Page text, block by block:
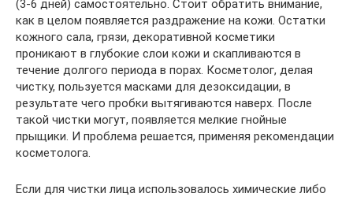
(3-6 дней) самостоятельно. Стоит обратить внимание,
как в целом появляется раздражение на кожи. Остатки
кожного сала, грязи, декоративной косметики
проникают в глубокие слои кожи и скапливаются в
течение долгого периода в порах. Косметолог, делая
чистку, пользуется масками для дезоксидации, в
результате чего пробки вытягиваются наверх. После
такой чистки могут, появляется мелкие гнойные
прыщики. И проблема решается, применяя рекомендации
косметолога.
Если для чистки лица использовалось химические либо